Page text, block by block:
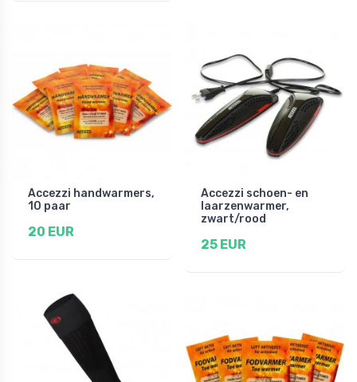
Accezzi handwarmers,
10 paar
20 EUR
Accezzi schoen- en
laarzenwarmer,
zwart/rood
25 EUR